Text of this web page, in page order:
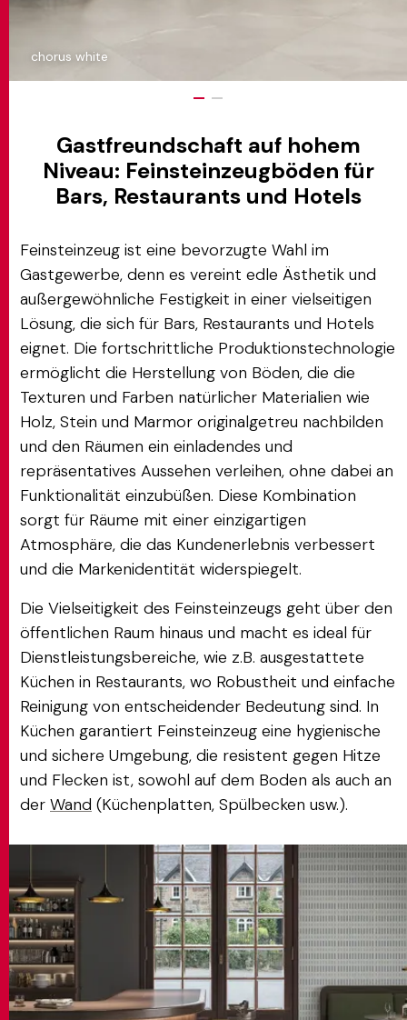
chorus white
Gastfreundschaft auf hohem
Niveau: Feinsteinzeugböden für
Bars, Restaurants und Hotels
Feinsteinzeug ist eine bevorzugte Wahl im
Gastgewerbe, denn es vereint edle Ästhetik und
außergewöhnliche Festigkeit in einer vielseitigen
Lösung, die sich für Bars, Restaurants und Hotels
eignet. Die fortschrittliche Produktionstechnologie
ermöglicht die Herstellung von Böden, die die
Texturen und Farben natürlicher Materialien wie
Holz, Stein und Marmor originalgetreu nachbilden
und den Räumen ein einladendes und
repräsentatives Aussehen verleihen, ohne dabei an
Funktionalität einzubüßen. Diese Kombination
sorgt für Räume mit einer einzigartigen
Atmosphäre, die das Kundenerlebnis verbessert
und die Markenidentität widerspiegelt.
Die Vielseitigkeit des Feinsteinzeugs geht über den
öffentlichen Raum hinaus und macht es ideal für
Dienstleistungsbereiche, wie z.B. ausgestattete
Küchen in Restaurants, wo Robustheit und einfache
Reinigung von entscheidender Bedeutung sind. In
Küchen garantiert Feinsteinzeug eine hygienische
und sichere Umgebung, die resistent gegen Hitze
und Flecken ist, sowohl auf dem Boden als auch an
der Wand (Küchenplatten, Spülbecken usw.).